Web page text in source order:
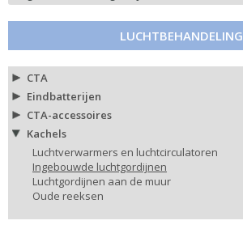
LUCHTBEHANDELING
CTA
Eindbatterijen
CTA-accessoires
Kachels
Luchtverwarmers en luchtcirculatoren
Ingebouwde luchtgordijnen
Luchtgordijnen aan de muur
Oude reeksen